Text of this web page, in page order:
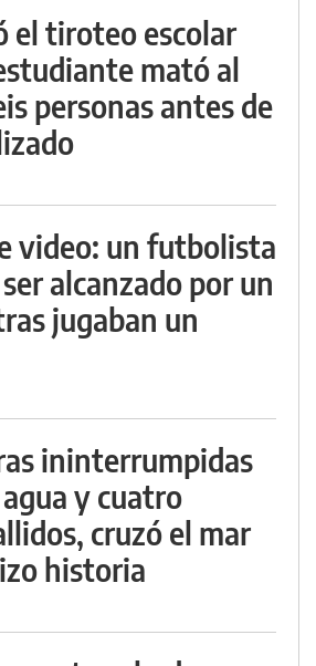
el tiroteo escolar
mató al
personas antes de
video: un futbolista
alcanzado por un
jugaban un
ininterrumpidas
y cuatro
cruzó el mar
historia